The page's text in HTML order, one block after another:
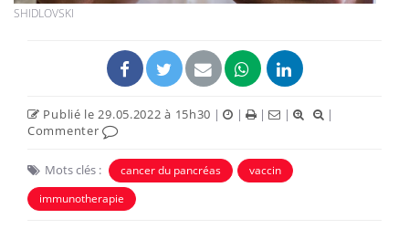
SHIDLOVSKI
Publié le 29.05.2022 à 15h30 | | | |
|
Commenter
Mots clés : cancer du pancréas
vaccin
immunotherapie